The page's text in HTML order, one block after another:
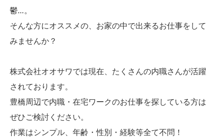
鬱…。
そんな方にオススメの、お家の中で出来るお仕事をして
みませんか？
株式会社オオサワでは現在、たくさんの内職さんが活躍
されております。
豊橋周辺で内職・在宅ワークのお仕事を探している方は
ぜひご検討ください。
作業はシンプル、年齢・性別・経験等全て不問！